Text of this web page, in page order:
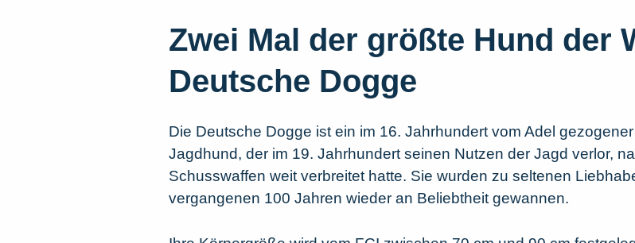
Zwei Mal der größte Hund der
Deutsche Dogge
Die Deutsche Dogge ist ein im 16. Jahrhundert vom Adel
Jagdhund, der im 19. Jahrhundert seinen Nutzen der Jagd verlor,
Schusswaffen weit verbreitet hatte. Sie wurden zu seltenen
vergangenen 100 Jahren wieder an Beliebtheit gewannen.